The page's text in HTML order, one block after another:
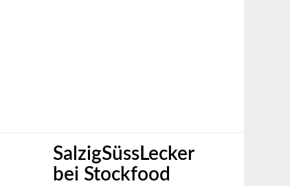
SalzigSüssLecker
bei Stockfood